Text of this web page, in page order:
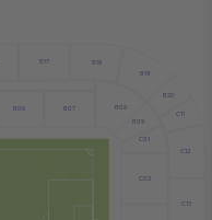
B08
B07
B06
B19
B18
B17
C02
C01
B09
C13
C12
C11
B20